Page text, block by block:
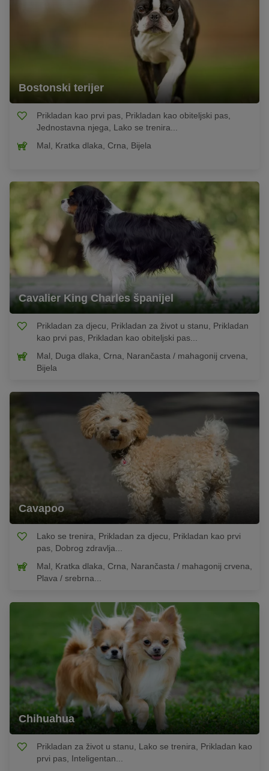
Bostonski terijer
Prikladan kao prvi pas, Prikladan kao obiteljski pas,
Jednostavna njega, Lako se trenira...
Mal, Kratka dlaka, Crna, Bijela
Cavalier King Charles španijel
Prikladan za djecu, Prikladan za život u stanu, Prikladan
kao prvi pas, Prikladan kao obiteljski pas...
Mal, Duga dlaka, Crna, Narančasta / mahagonij crvena,
Bijela
Cavapoo
Lako se trenira, Prikladan za djecu, Prikladan kao prvi
pas, Dobrog zdravlja...
Mal, Kratka dlaka, Crna, Narančasta / mahagonij crvena,
Plava / srebrna...
Chihuahua
Prikladan za život u stanu, Lako se trenira, Prikladan kao
prvi pas, Inteligentan...